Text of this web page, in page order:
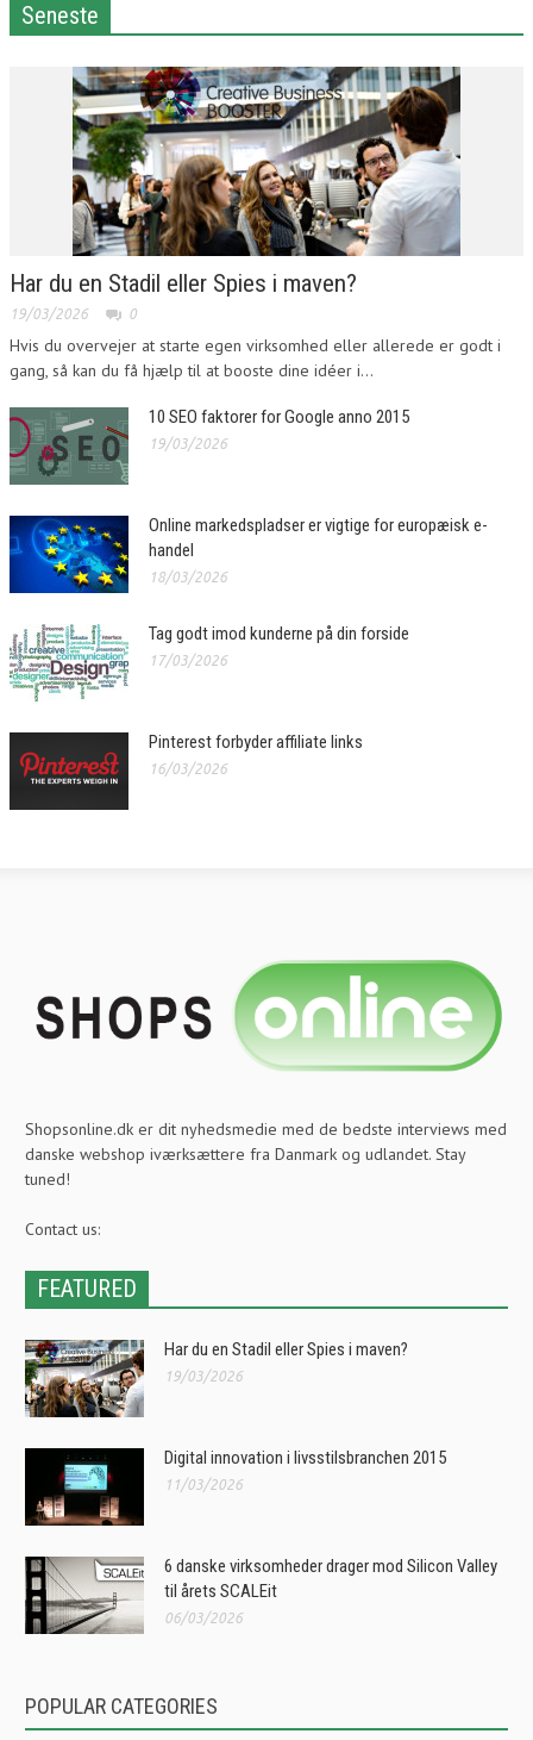
Seneste
Har du en Stadil eller Spies i maven?
19/03/2026 0
Hvis du overvejer at starte egen virksomhed eller allerede er godt i
gang, så kan du få hjælp til at booste dine idéer i...
10 SEO faktorer for Google anno 2015
19/03/2026
Online markedspladser er vigtige for europæisk e-
handel
18/03/2026
Tag godt imod kunderne på din forside
17/03/2026
Pinterest forbyder affiliate links
16/03/2026
Shopsonline.dk er dit nyhedsmedie med de bedste interviews med
danske webshop iværksættere fra Danmark og udlandet. Stay
tuned!
Contact us:
FEATURED
Har du en Stadil eller Spies i maven?
19/03/2026
Digital innovation i livsstilsbranchen 2015
11/03/2026
6 danske virksomheder drager mod Silicon Valley
til årets SCALEit
06/03/2026
POPULAR CATEGORIES